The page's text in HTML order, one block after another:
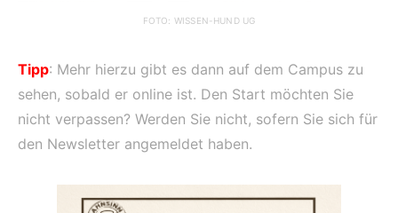
FOTO: WISSEN-HUND UG
Tipp: Mehr hierzu gibt es dann auf dem Campus zu
sehen, sobald er online ist. Den Start möchten Sie
nicht verpassen? Werden Sie nicht, sofern Sie sich für
den Newsletter angemeldet haben.